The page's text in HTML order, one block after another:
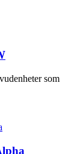
som